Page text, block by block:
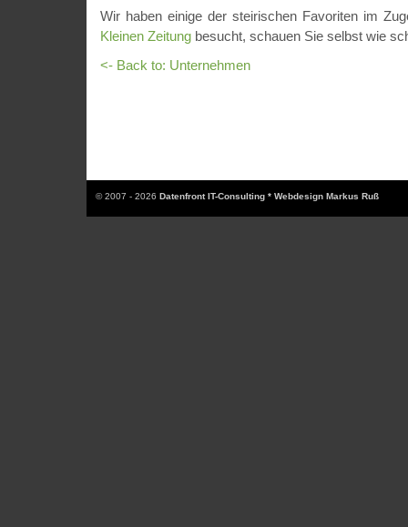
Wir haben einige der steirischen Favoriten im
Kleinen Zeitung besucht, schauen Sie selbst wie
<- Back to: Unternehmen
© 2007 - 2026 Datenfront IT-Consulting * Webdesign Markus Ruß